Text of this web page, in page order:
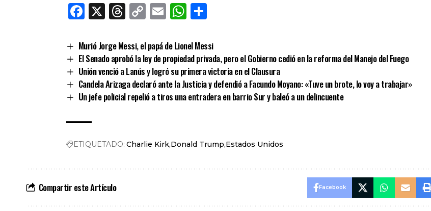
Facebook
X Threads
CopyEmailWhatsApp
Murió Jorge Messi, el papá de Lionel Messi
El Senado aprobó la ley de propiedad privada, pero el Gobierno cedió en la reforma del Manejo del Fuego
Unión venció a Lanús y logró su primera victoria en el Clausura
Candela Arizaga declaró ante la Justicia y defendió a Facundo Moyano: «Tuve un brote, lo voy a trabajar»
Un jefe policial repelió a tiros una entradera en barrio Sur y baleó a un delincuente
ETIQUETADO: Charlie Kirk Donald Trump Estados Unidos
Compartir este Artículo Facebook